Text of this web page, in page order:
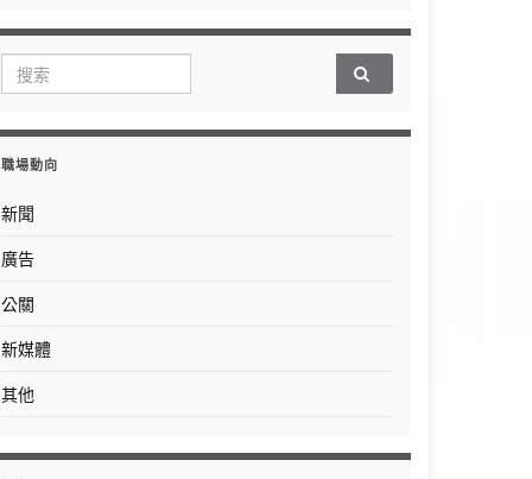
Search for:
職場動向
新聞
廣告
公關
新媒體
其他